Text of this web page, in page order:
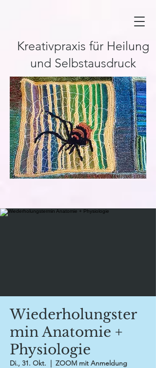
Kreativpraxis für Heilung
und Selbstausdruck
Wiederholungster
min Anatomie +
Physiologie
Di., 31. Okt.
  |
ZOOM mit Anmeldung